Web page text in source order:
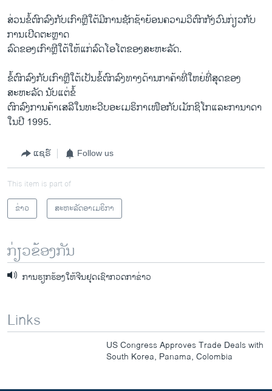
ສ່ວນຂໍ້ຕົກລົງກັບເກົາຫຼີໃຕ້ມີການຊັກຊ້າຍ້ອນຄວາມວິຕົກກັງວົນກ່ຽວກັບ
ການເປີດຕະຫຼາດ
ລົດຂອງເກົາຫຼີໃຕ້ໃຫ້ແກ່ລົດໂອໂຕຂອງສະຫະລັດ.
ຂໍ້ຕົກລົງກັບເກົາຫຼີໃຕ້ເປັນຂໍ້ຕົກລົງທາງດ້ານກາຄ້າທີ່ໃຫຍ່ທີ່ສຸດຂອງ
ສະຫະລັດ ນັບແຕ່ຂໍ້
ຕົກລົງການຄ້າເສລີໃນທະວີບອະເມຣິກາເໜືອກັບເມັກຊິໂກແລະການາດາ
ໃນປີ 1995.
ແຊຣ໌ Follow us
This item is part of
ຂ່າວ
ສະຫະລັດອາເມຣິກາ
ກ່ຽວຂ້ອງກັນ
ການຮຽກຮ້ອງໃຫ້ຈີນຢຸດເຊົາກວດກາຂ່າວ
Links
US Congress Approves Trade Deals with
South Korea, Panama, Colombia